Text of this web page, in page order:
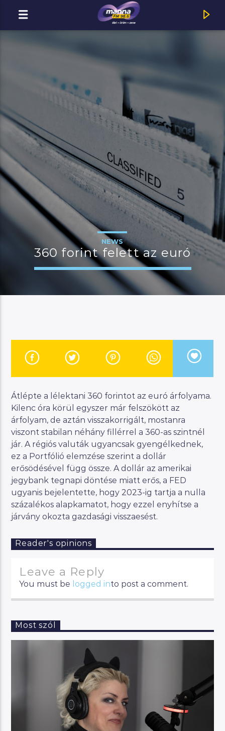
MOST ADÁSBAN
MannaFM
Tracy Chapman : Give Me One Reason
MANNA DÉLELŐTT
River
Manna FM
NEWS
360 forint felett az euró
Átlépte a lélektani 360 forintot az euró árfolyama.
Kilenc óra körül egyszer már felszökött az
árfolyam, de aztán visszakorrigált, mostanra
viszont stabilan néhány fillérrel a 360-as szintnél
jár. A régiós valuták ugyancsak gyengélkednek,
ez a Portfólió elemzése szerint a dollár
erősödésével függ össze. A dollár az amerikai
jegybank tegnapi döntése miatt erős, a FED
ugyanis bejelentette, hogy 2023-ig tartja a nulla
százalékos alapkamatot, hogy ezzel enyhítse a
járvány okozta gazdasági visszaesést.
Reader's opinions
Leave a Reply
You must be logged into post a comment.
Most szól